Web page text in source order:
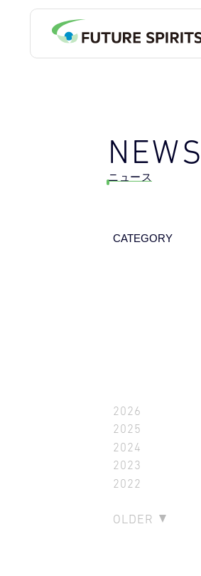
NEWS
ニュース
CATEGORY
2026
2025
2024
2023
2022
OLDER